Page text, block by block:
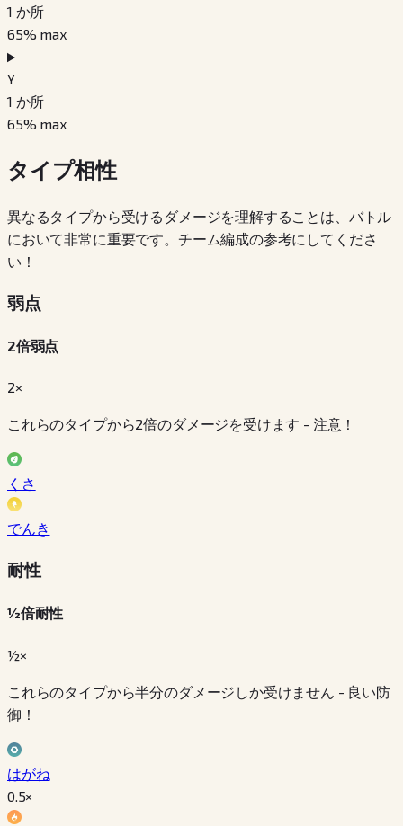
1 か所
65% max
Y
1 か所
65% max
タイプ相性
異なるタイプから受けるダメージを理解することは、バトル
において非常に重要です。チーム編成の参考にしてくださ
い！
弱点
2倍弱点
2×
これらのタイプから2倍のダメージを受けます - 注意！
くさ
でんき
耐性
½倍耐性
½×
これらのタイプから半分のダメージしか受けません - 良い防
御！
はがね
0.5×